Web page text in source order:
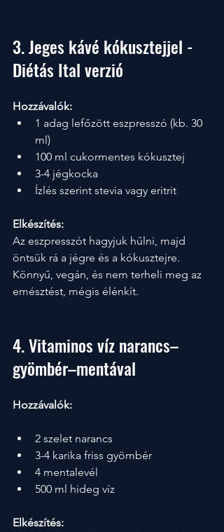
3. Jeges kávé kókusztejjel -
Diétás Ital verzió
Hozzávalók:
1 adag lefőzött eszpresszó (kb. 30
ml)
100 ml cukormentes kókusztej
3-4 jégkocka
Ízlés szerint stevia vagy eritrit
Elkészítés:
Az eszpresszót hagyjuk hűlni, majd
öntsük rá a jégre és a kókusztejre.
Könnyű, vegán, és nem terheli meg az
emésztést, mégis élénkít.
4. Vitaminos víz narancs–
gyömbér–mentával
Hozzávalók:
2 szelet narancs
3-4 karika friss gyömbér
4 mentalevél
500 ml hideg víz
Elkészítés: